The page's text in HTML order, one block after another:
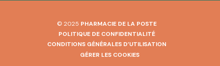
© 2025 PHARMACIE DE LA POSTE
POLITIQUE DE CONFIDENTIALITÉ
CONDITIONS GÉNÉRALES D’UTILISATION
GÉRER LES COOKIES